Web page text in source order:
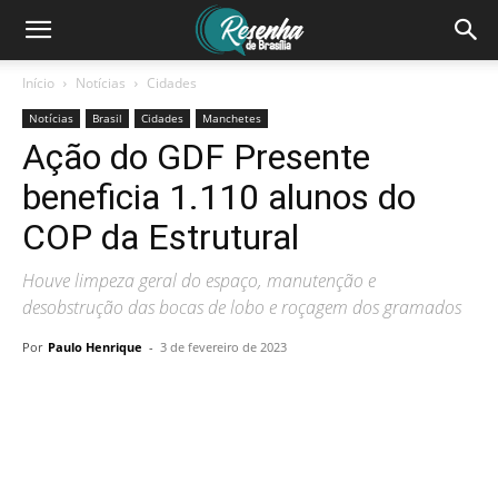
Início Notícias Cidades
Notícias Brasil Cidades Manchetes
Ação do GDF Presente
beneficia 1.110 alunos do
COP da Estrutural
Houve limpeza geral do espaço, manutenção e
desobstrução das bocas de lobo e roçagem dos gramados
Por Paulo Henrique - 3 de fevereiro de 2023